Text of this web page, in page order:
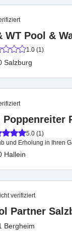
WT Pool &
1.0 (1)
Salzburg
Poppenreiter
5.0 (1)
und Erholung in Ihren
Hallein
verifiziert
Partner
Bergheim